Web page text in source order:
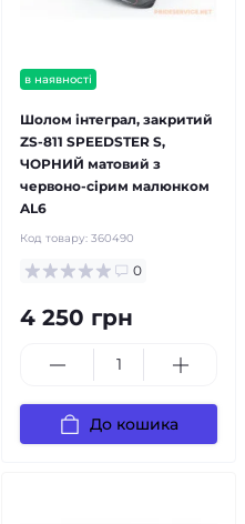
в наявності
Шолом інтеграл, закритий
ZS-811 SPEEDSTER S,
ЧОРНИЙ матовий з
червоно-сірим малюнком
AL6
Код товару: 360490
0
4 250 грн
До кошика